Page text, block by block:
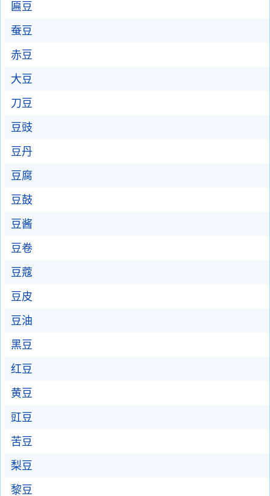
匾豆
蚕豆
赤豆
大豆
刀豆
豆豉
豆丹
豆腐
豆鼓
豆酱
豆卷
豆蔻
豆皮
豆油
黑豆
红豆
黄豆
豇豆
苦豆
梨豆
黎豆